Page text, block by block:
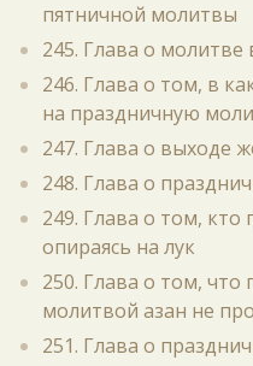
пятничной молитвы
245. Глава о
246. Глава о том, в
на праздничную
247. Глава о выходе
248. Глава о
249. Глава о том,
опираясь на лук
250. Глава о том,
молитвой азан не
251. Глава о